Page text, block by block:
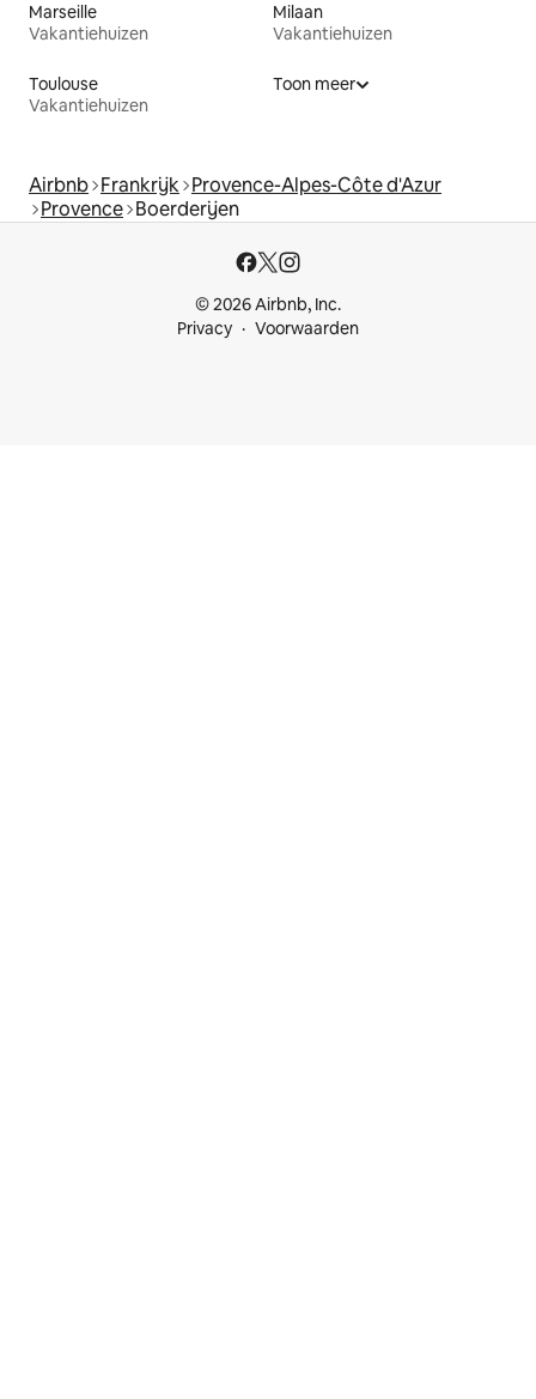
Marseille
Vakantiehuizen
Milaan
Vakantiehuizen
Toulouse
Vakantiehuizen
Toon meer
Airbnb Frankrijk Provence-Alpes-Côte d'Azur
Provence Boerderijen
© 2026 Airbnb, Inc.
Privacy
Voorwaarden